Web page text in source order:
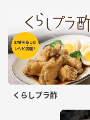
くらしプラ酢